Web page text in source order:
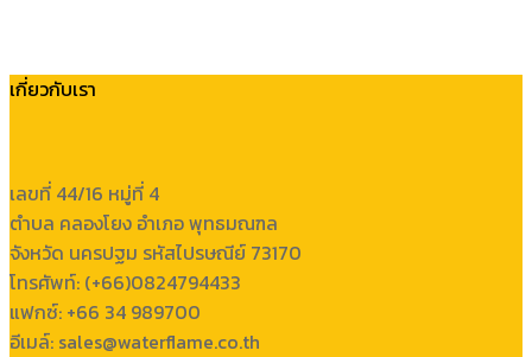
เกี่ยวกับเรา
เลขที่ 44/16 หมู่ที่ 4
ตำบล คลองโยง อำเภอ พุทธมณฑล
จังหวัด นครปฐม รหัสไปรษณีย์ 73170
โทรศัพท์: (+66)0824794433
แฟกซ์: +66 34 989700
อีเมล์: sales@waterflame.co.th